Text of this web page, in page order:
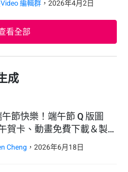
編輯群 ，2026年4月2日
看全部
成
節快樂！端午節 Q 版圖
賀卡、動畫免費下載＆製…
Cheng ，2026年6月 18 日